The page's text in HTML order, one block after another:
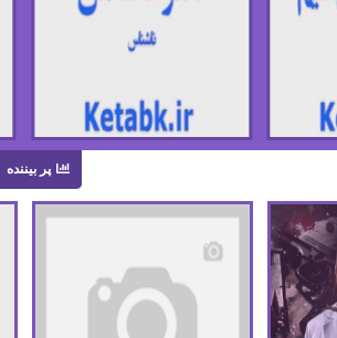
پر بیننده